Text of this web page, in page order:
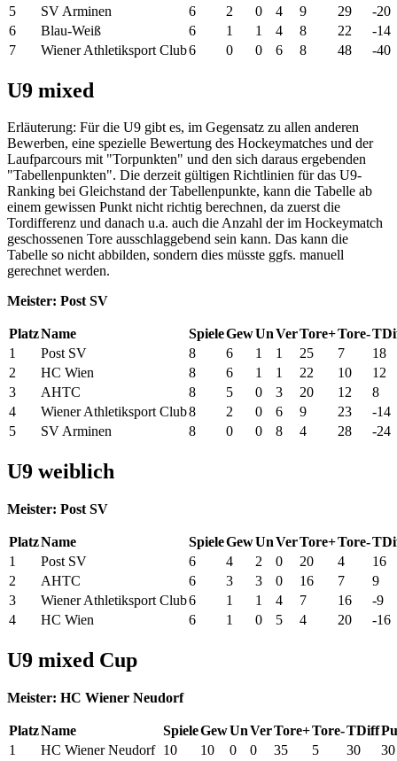
5
SV Arminen 6 2 0 4 9 29
-20
6
Blau-Weiß 6 1 1 4 8 22
-14
7
Wiener Athletiksport Club6 0 0 6 8 48 -40
U9 mixed
Erläuterung: Für die U9 gibt es, im Gegensatz zu allen anderen
Bewerben, eine spezielle Bewertung des Hockeymatches und der
Laufparcours mit "Torpunkten" und den sich daraus ergebenden
"Tabellenpunkten". Die derzeit gültigen Richtlinien für das U9-
Ranking bei Gleichstand der Tabellenpunkte, kann die Tabelle ab
einem gewissen Punkt nicht richtig berechnen, da zuerst die
Tordifferenz und danach u.a. auch die Anzahl der im Hockeymatch
geschossenen Tore ausschlaggebend sein kann. Das kann die
Tabelle so nicht abbilden, sondern dies müsste ggfs. manuell
gerechnet werden.
Meister: Post SV
PlatzName SpieleGewUnVerTore+Tore-
1
Post SV 8 6 1 1 25 7
18
2
HC Wien 8 6 1 1 22 10
12
3
AHTC 8 5 0 3 20 12
8
4
Wiener Athletiksport Club8 2 0 6 9 23
-14
5
SV Arminen 8 0 0 8 4 28 -24
U9 weiblich
Meister: Post SV
PlatzName SpieleGewUnVerTore+Tore-
1
Post SV 6 4 2 0 20 4
16
2
AHTC 6 3 3 0 16 7
9
3
Wiener Athletiksport Club6 1 1 4 7 16
-9
4
HC Wien 6 1 0 5 4 20 -16
U9 mixed Cup
Meister: HC Wiener Neudorf
PlatzName SpieleGewUnVerTore+Tore-TDiff
1
HC Wiener Neudorf 10 10 0 0 35 5 30
30